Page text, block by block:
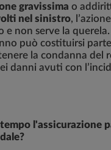
gravissima o
nel sinistro,
e non serve la
può costituirsi
la condanna del
danni avuti con
l'assicurazione